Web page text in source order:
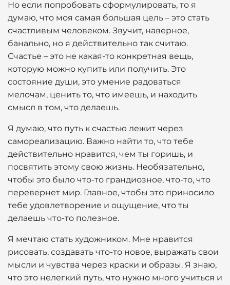
Но если попробовать сформулировать, то я
думаю, что моя самая большая цель – это стать
счастливым человеком. Звучит, наверное,
банально, но я действительно так считаю.
Счастье – это не какая-то конкретная вещь,
которую можно купить или получить. Это
состояние души, это умение радоваться
мелочам, ценить то, что имеешь, и находить
смысл в том, что делаешь.
Я думаю, что путь к счастью лежит через
самореализацию. Важно найти то, что тебе
действительно нравится, чем ты горишь, и
посвятить этому свою жизнь. Необязательно,
чтобы это было что-то грандиозное, что-то, что
перевернет мир. Главное, чтобы это приносило
тебе удовлетворение и ощущение, что ты
делаешь что-то полезное.
Я мечтаю стать художником. Мне нравится
рисовать, создавать что-то новое, выражать свои
мысли и чувства через краски и образы. Я знаю,
что это нелегкий путь, что нужно много учиться и